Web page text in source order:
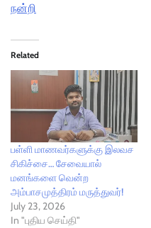
நன்றி
Related
பள்ளி மாணவர்களுக்கு இலவச
சிகிச்சை… சேவையால்
மனங்களை வென்ற
அம்பாசமுத்திரம் மருத்துவர்!
July 23, 2026
In "புதிய செய்தி"